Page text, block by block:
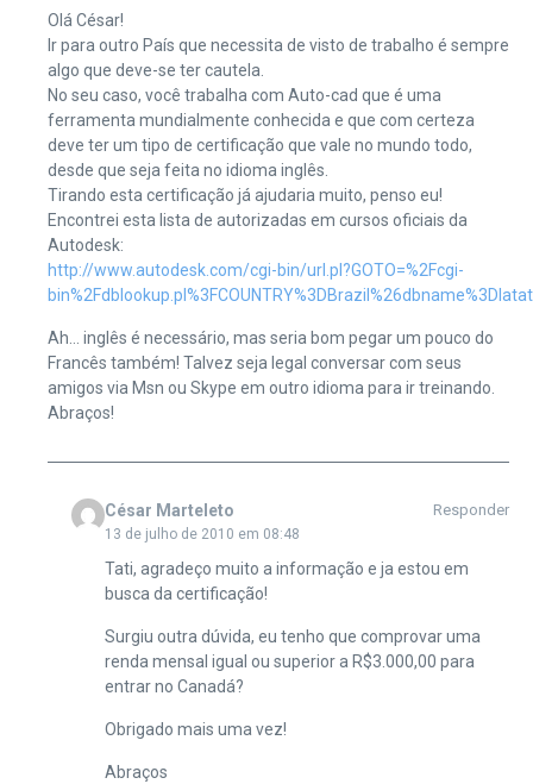
Olá César!
Ir para outro País que necessita de visto de trabalho é sempre
algo que deve-se ter cautela.
No seu caso, você trabalha com Auto-cad que é uma
ferramenta mundialmente conhecida e que com certeza
deve ter um tipo de certificação que vale no mundo todo,
desde que seja feita no idioma inglês.
Tirando esta certificação já ajudaria muito, penso eu!
Encontrei esta lista de autorizadas em cursos oficiais da
Autodesk:
http://www.autodesk.com/cgi-bin/url.pl?GOTO=%2Fcgi-
Ah… inglês é necessário, mas seria bom pegar um pouco do
Francês também! Talvez seja legal conversar com seus
amigos via Msn ou Skype em outro idioma para ir treinando.
Abraços!
César Marteleto
13 de julho de 2010 em 08:48
Responder
Tati, agradeço muito a informação e ja estou em
busca da certificação!
Surgiu outra dúvida, eu tenho que comprovar uma
renda mensal igual ou superior a R$3.000,00 para
entrar no Canadá?
Obrigado mais uma vez!
Abraços